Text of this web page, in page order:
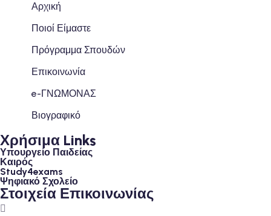
Αρχική
Ποιοί Είμαστε
Πρόγραμμα Σπουδών
Επικοινωνία
e-ΓΝΩΜΟΝΑΣ
Βιογραφικό
Χρήσιμα Links
Υπουργείο Παιδείας
Καιρός
Study4exams
Ψηφιακό Σχολείο
Στοιχεία Επικοινωνίας